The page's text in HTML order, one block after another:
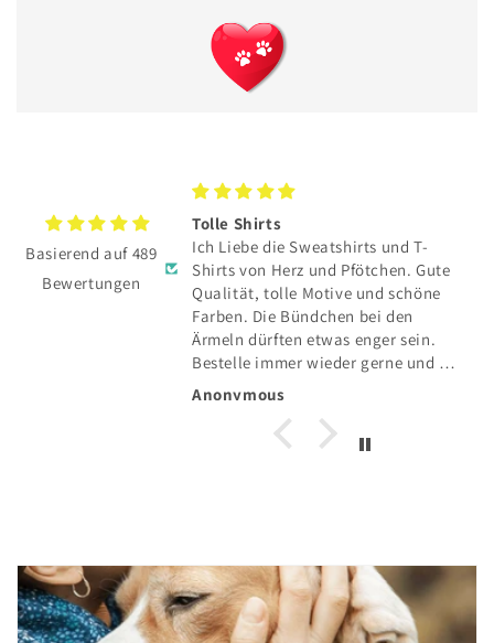
Basierend auf 489
Bewertungen
hat sich total
Tolle Shirts
Ich Liebe die Sweatshirts und T-
Shirts von Herz und Pfötchen. Gute
Qualität, tolle Motive und schöne
Farben. Die Bündchen bei den
Ärmeln dürften etwas enger sein.
Bestelle immer wieder gerne und die
Lieferung in die Schweiz klappt auch
Anonymous